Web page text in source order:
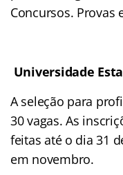
Concursos. Provas
Universidade
A seleção para
30 vagas. As
feitas até o dia 31
em novembro.